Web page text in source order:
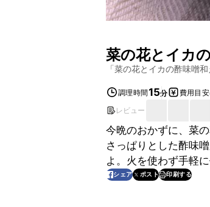
菜の花とイカ
「菜の花とイカの酢味噌和
調理時間15分 費用目安
レビュー
今晩のおかずに、菜
さっぱりとした酢味
よ。火を使わず手軽
シェア ポスト 印刷する